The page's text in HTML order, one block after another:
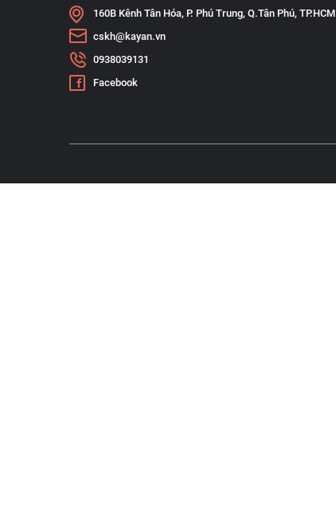
160B Kênh Tân Hóa, P. Phú Trung, Q.Tân Phú, TP.HCM
cskh@kayan.vn
0938039131
Facebook